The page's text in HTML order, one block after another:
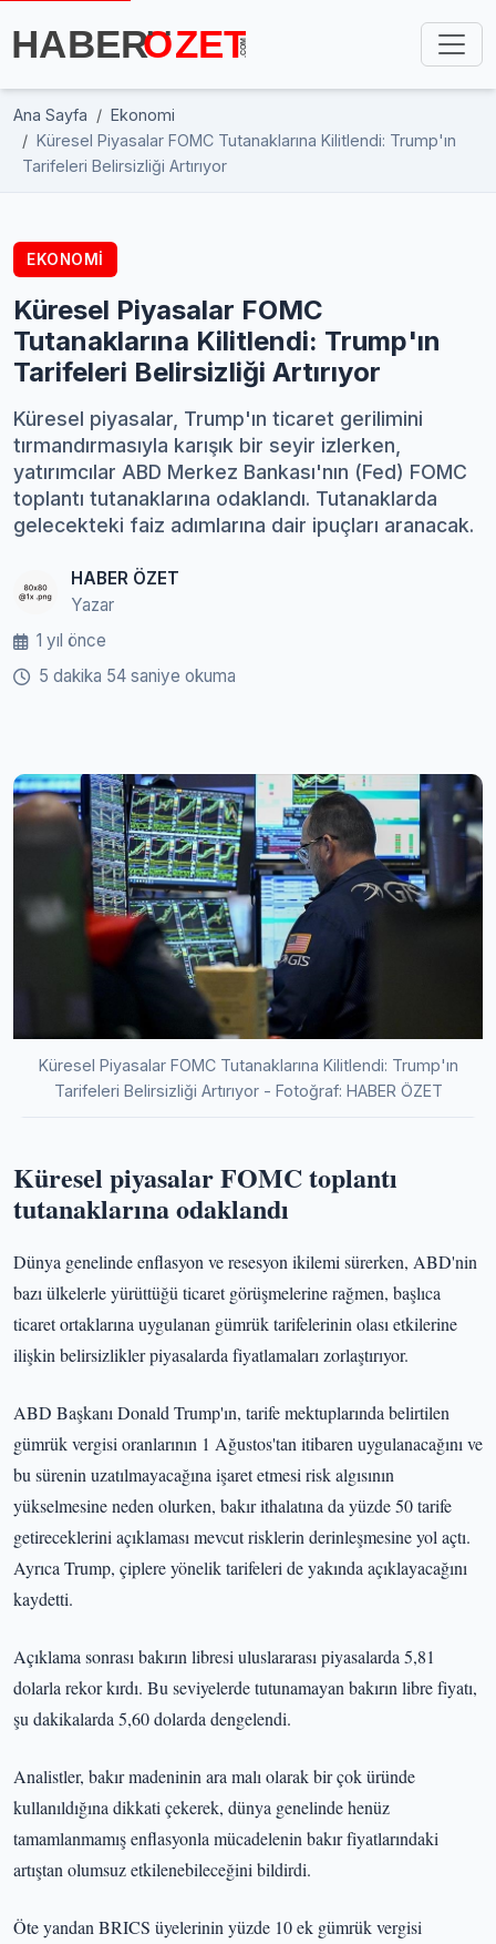
Ana Sayfa
Ekonomi
Küresel Piyasalar FOMC Tutanaklarına Kilitlendi: Trump'ın
Tarifeleri Belirsizliği Artırıyor
EKONOMI
Küresel Piyasalar FOMC
Tutanaklarına Kilitlendi: Trump'ın
Tarifeleri Belirsizliği Artırıyor
Küresel piyasalar, Trump'ın ticaret gerilimini
tırmandırmasıyla karışık bir seyir izlerken,
yatırımcılar ABD Merkez Bankası'nın (Fed) FOMC
toplantı tutanaklarına odaklandı. Tutanaklarda
gelecekteki faiz adımlarına dair ipuçları aranacak.
HABER ÖZET
Yazar
1 yıl önce
5 dakika 54 saniye okuma
Küresel Piyasalar FOMC Tutanaklarına Kilitlendi: Trump'ın
Tarifeleri Belirsizliği Artırıyor - Fotoğraf: HABER ÖZET
Küresel piyasalar FOMC toplantı
tutanaklarına odaklandı
Dünya genelinde enflasyon ve resesyon ikilemi sürerken, ABD'nin
bazı ülkelerle yürüttüğü ticaret görüşmelerine rağmen, başlıca
ticaret ortaklarına uygulanan gümrük tarifelerinin olası etkilerine
ilişkin belirsizlikler piyasalarda fiyatlamaları zorlaştırıyor.
ABD Başkanı Donald Trump'ın, tarife mektuplarında belirtilen
gümrük vergisi oranlarının 1 Ağustos'tan itibaren uygulanacağını ve
bu sürenin uzatılmayacağına işaret etmesi risk algısının
yükselmesine neden olurken, bakır ithalatına da yüzde 50 tarife
getireceklerini açıklaması mevcut risklerin derinleşmesine yol açtı.
Ayrıca Trump, çiplere yönelik tarifeleri de yakında açıklayacağını
kaydetti.
Açıklama sonrası bakırın libresi uluslararası piyasalarda 5,81
dolarla rekor kırdı. Bu seviyelerde tutunamayan bakırın libre fiyatı,
şu dakikalarda 5,60 dolarda dengelendi.
Analistler, bakır madeninin ara malı olarak bir çok üründe
kullanıldığına dikkati çekerek, dünya genelinde henüz
tamamlanmamış enflasyonla mücadelenin bakır fiyatlarındaki
artıştan olumsuz etkilenebileceğini bildirdi.
Öte yandan BRICS üyelerinin yüzde 10 ek gümrük vergisi